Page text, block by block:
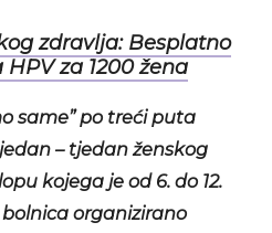
zdravlja: Besplatno
za 1200 žena
same” po treći puta
– tjedan ženskog
kojega je od 6. do 12.
organizirano